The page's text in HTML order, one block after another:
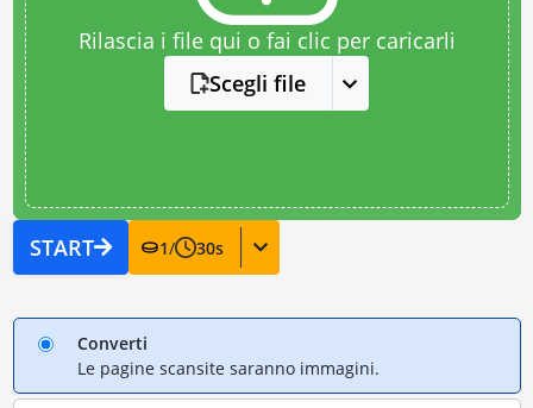
Rilascia i file qui o fai clic per caricarli
Scegli file
START 1/ 30s
Converti
Le pagine scansite saranno immagini.